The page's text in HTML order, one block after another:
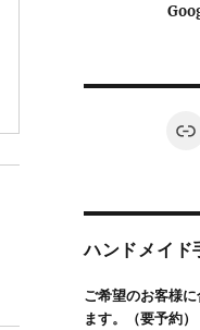
ハンドメイド
ご希望のお客様
ます。（要予約）